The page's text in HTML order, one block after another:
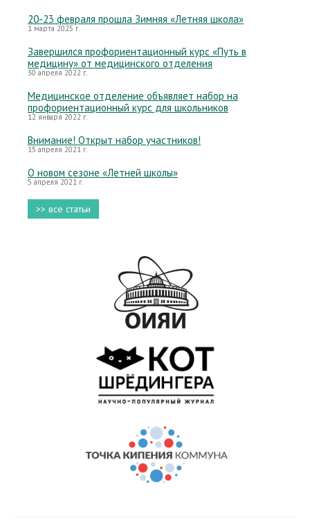
20-23 февраля прошла Зимняя «Летняя школа»
1 марта 2025 г.
Завершился профориентационный курс «Путь в
медицину» от медицинского отделения
30 апреля 2022 г.
Медицинское отделение объявляет набор на
профориентационный курс для школьников
12 января 2022 г.
Внимание! Открыт набор участников!
15 апреля 2021 г.
О новом сезоне «Летней школы»
5 апреля 2021 г.
>> все статьи